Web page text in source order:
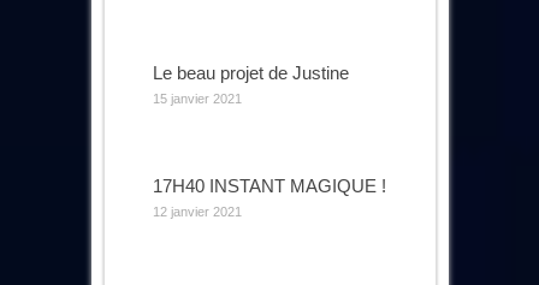
Le beau projet de Justine
15 janvier 2021
17H40 INSTANT MAGIQUE !
12 janvier 2021